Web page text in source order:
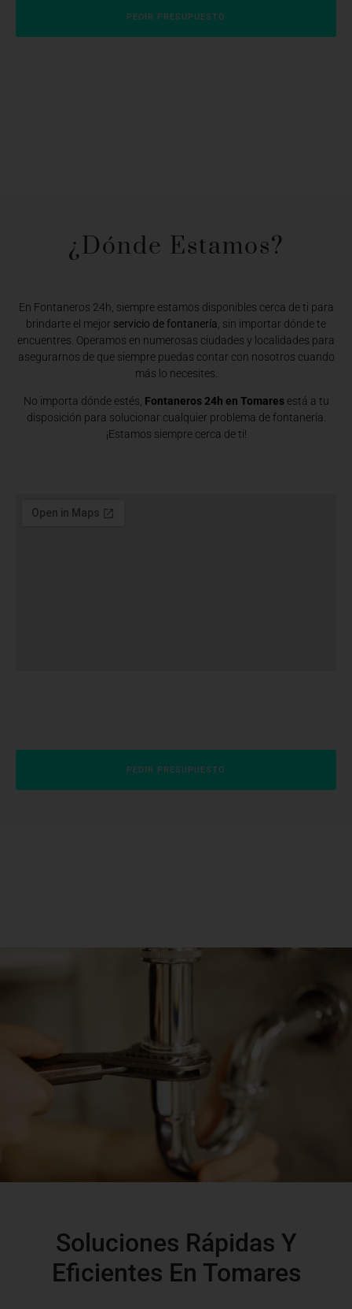
PEDIR PRESUPUESTO
¿Dónde Estamos?​
En Fontaneros 24h, siempre estamos disponibles cerca de ti para
brindarte el mejor servicio de fontanería , sin importar dónde te
encuentres. Operamos en numerosas ciudades y localidades para
asegurarnos de que siempre puedas contar con nosotros cuando
más lo necesites.
No importa dónde estés, Fontaneros 24h en Tomaresestá a tu
disposición para solucionar cualquier problema de fontanería.
¡Estamos siempre cerca de ti!
PEDIR PRESUPUESTO
Soluciones Rápidas Y
Eficientes En Tomares